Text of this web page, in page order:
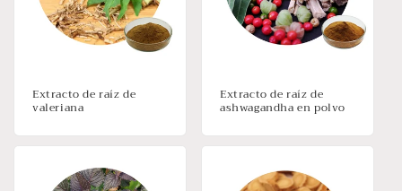
Extracto de raíz de
valeriana
Extracto de raíz de
ashwagandha en polvo